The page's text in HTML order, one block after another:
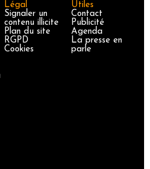
Légal
Signaler un
contenu illicite
Plan du site
RGPD
Cookies
Utiles
Contact
Publicité
Agenda
La presse en
parle